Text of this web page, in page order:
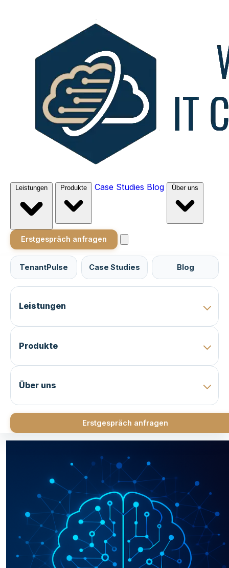
Case Studies Blog
Erstgespräch anfragen
TenantPulse Case Studies Blog
Leistungen
Produkte
Über uns
Erstgespräch anfragen